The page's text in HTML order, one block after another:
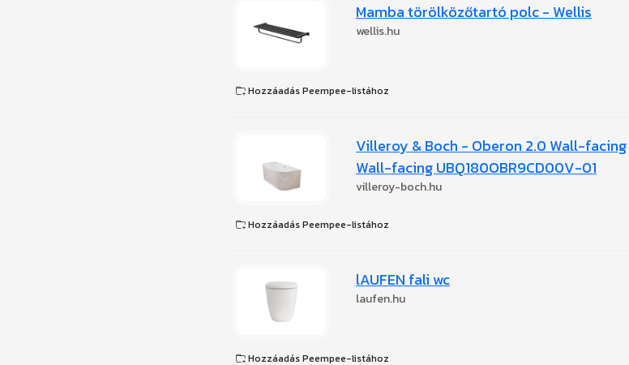
Mamba törölközőtartó polc - Wellis
wellis.hu
Hozzáadás Peempee-listához
Villeroy & Boch - Oberon 2.0 Wall-facing
Wall-facing UBQ180OBR9CD00V-01
villeroy-boch.hu
Hozzáadás Peempee-listához
lAUFEN fali wc
laufen.hu
Hozzáadás Peempee-listához